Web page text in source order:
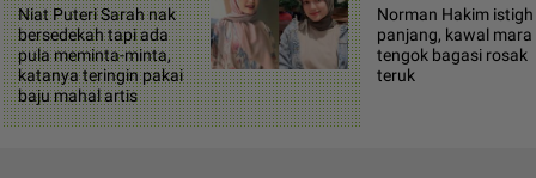
Niat Puteri Sarah nak
bersedekah tapi ada
pula meminta-minta,
katanya teringin pakai
baju mahal artis
Norman Hakim
panjang, kawal
tengok bagasi rosak
teruk